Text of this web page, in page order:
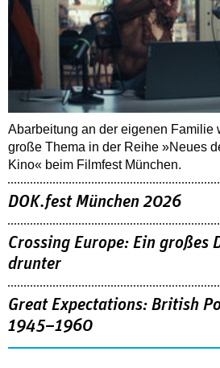
Abarbeitung an der eigenen Familie
große Thema in der Reihe »Neues
Kino« beim Filmfest München.
DOK.fest München 2026
Crossing Europe: Ein großes
drunter
Great Expectations: British
1945–1960